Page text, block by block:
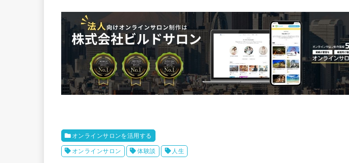
オンラインサロンを活用する
オンラインサロン 体験談 人生